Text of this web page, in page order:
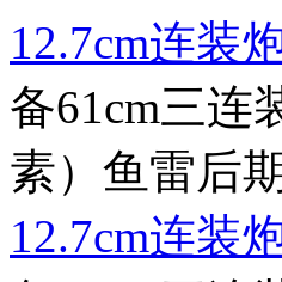
12.7cm连装
备61cm三连
素）鱼雷后
12.7cm连装